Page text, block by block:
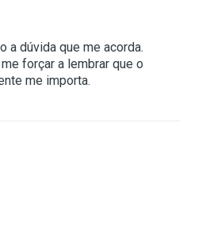
a dúvida que me acorda.
forçar a lembrar que o
me importa.